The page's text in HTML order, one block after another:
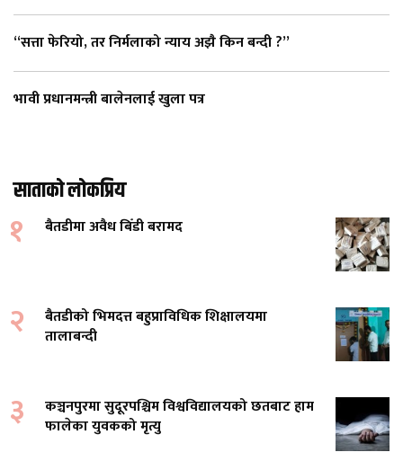
“सत्ता फेरियो, तर निर्मलाको न्याय अझै किन बन्दी ?”
भावी प्रधानमन्त्री बालेनलाई खुला पत्र
साताको लोकप्रिय
१ बैतडीमा अवैध बिँडी बरामद
२
बैतडीको भिमदत्त बहुप्राविधिक शिक्षालयमा
तालाबन्दी
३
कञ्चनपुरमा सुदूरपश्चिम विश्वविद्यालयको छतबाट हाम
फालेका युवकको मृत्यु